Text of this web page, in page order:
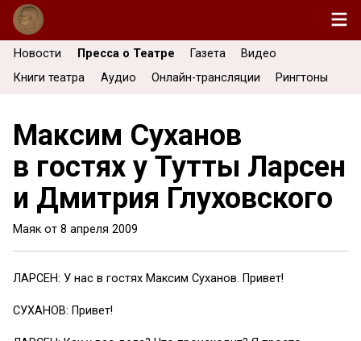
Новости Пресса о Театре Газета
Видео
Книги театра
Аудио Онлайн-трансляции Рингтоны
Максим Суханов
в гостях у Тутты Ларсен
и Дмитрия Глуховского
Маяк от 8 апреля 2009
ЛАРСЕН: У нас в гостях Максим Суханов. Привет!
СУХАНОВ: Привет!